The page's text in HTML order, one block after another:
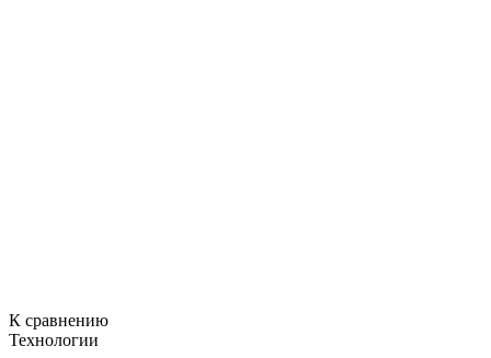
К сравнению
Технологии